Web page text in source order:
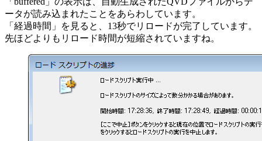
ータが読み込まれたことをあらわしています。
「経過時間」を見ると、13秒でリロードが完了しています。
先ほどよりもリロード時間が短縮されていますね。